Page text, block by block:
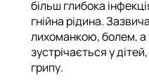
більш глибока
гнійна рідина.
лихоманкою, болем, а
зустрічається у
грипу.